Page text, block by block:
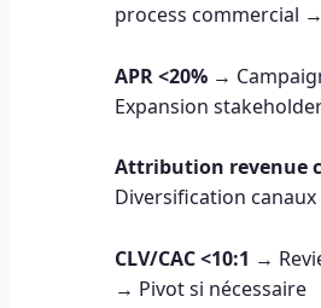
process commercial
APR <20% →
Expansion
Attribution revenue
Diversification canaux
CLV/CAC <10:1 →
→ Pivot si nécessaire